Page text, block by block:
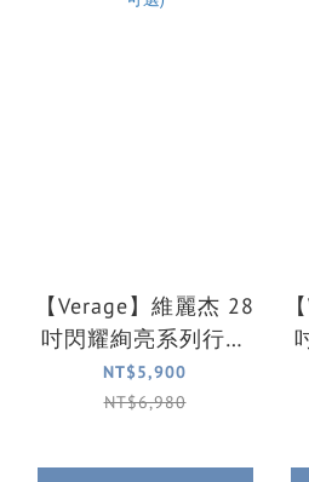
【Verage】維麗杰 28
吋閃耀絢亮系列行李
箱/旅行箱/胖胖箱(4色
可選)
NT$5,900
NT$6,980